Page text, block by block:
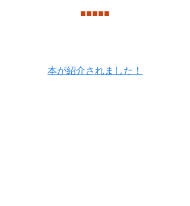
■■■■■
本が紹介されました！